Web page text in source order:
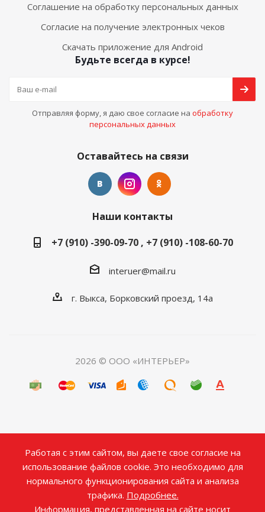
Соглашение на обработку персональных данных
Согласие на получение электронных чеков
Скачать приложение для Android
Будьте всегда в курсе!
Отправляя форму, я даю свое согласие на обработку
персональных данных
Оставайтесь на связи
Наши контакты
+7 (910) -390-09-70 , +7 (910) -108-60-70
interuer@mail.ru
г. Выкса, Борковский проезд, 14а
2026 © ООО «ИНТЕРЬЕР»
Работая с этим сайтом, вы даете свое согласие на
использование файлов cookie. Это необходимо для
нормального функционирования сайта и анализа
трафика. Подробнее.
Информация, представленная на сайте носит